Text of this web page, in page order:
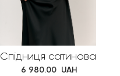
Спідниця сатинова
6 980.00  UAH